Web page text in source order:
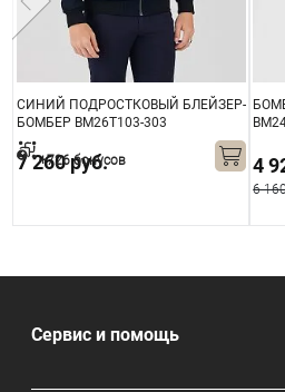
СИНИЙ ПОДРОСТКОВЫЙ БЛЕЙЗЕР-
БОМБЕР BM26T103-303
7 260 руб.
+726 бонусов 4
6
Сервис и помощь